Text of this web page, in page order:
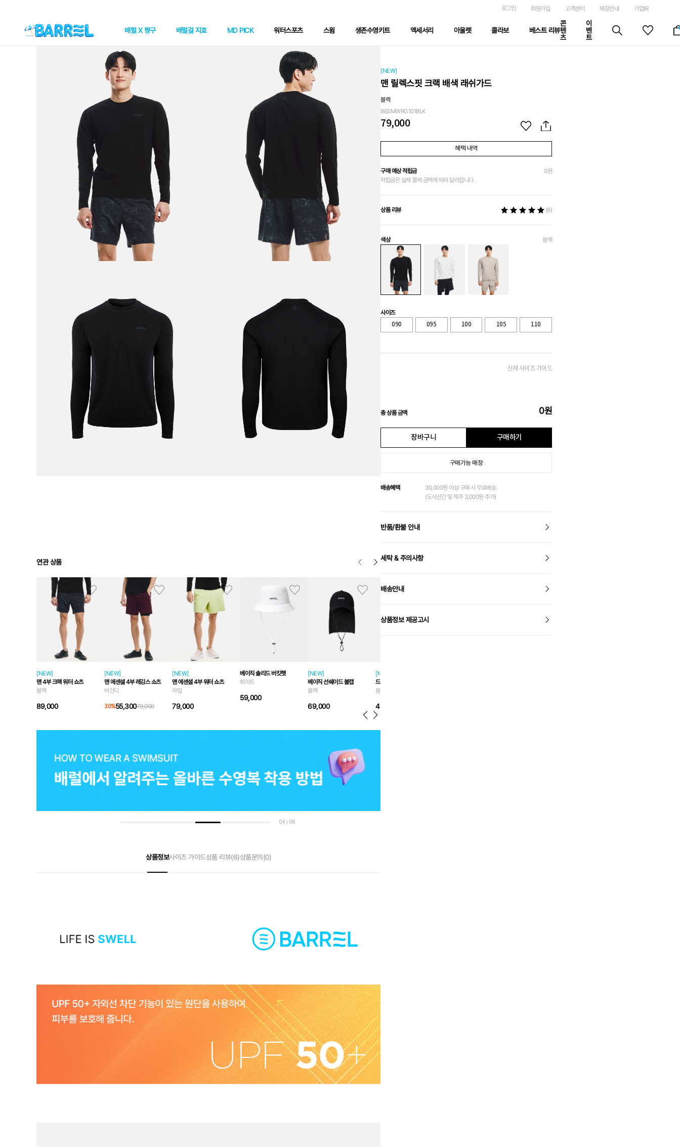
로그인 회원가입 고객센터 매장안내 기업IR
배럴 X 짱구 배럴걸 지효 MD PICK 워터스포츠 스윔 생존수영키트 액세서리 아울렛 콜라보 베스트 리뷰
콘
텐
츠
이
벤
트
연관 상품
[NEW]
맨 4부 크랙 워터 쇼츠
블랙
89,000
[NEW]
맨 에센셜 4부 레깅스 쇼츠
버건디
30%55,30079,000
[NEW]
맨 에센셜 4부 워터 쇼츠
라임
79,000
베이직 솔리드 버킷햇
화이트
59,000
[NEW]
베이직 선쉐이드 볼캡
블랙
69,000
[NEW]
드라이 백 10L
블랙
49,000
04 / 06
상품정보사이즈 가이드상품 리뷰(6)상품문의 (0)
[NEW]
맨 릴렉스핏 크랙 배색 래쉬가드
블랙
B6SMWRG101BLK
79,000
혜택 내역
구매 예상 적립금
적립금은 실제 결제 금액에 따라 달라집니다.
0원
상품 리뷰 (6)
색상 블랙
사이즈
090 095 100 105 110
신체 사이즈 가이드
총 상품 금액 0원
장바구니 구매하기
구매가능 매장
배송혜택
30,000원 이상 구매 시 무료배송.
(도서산간 및 제주 3,000원 추가)
반품/환불 안내
세탁 & 주의사항
배송안내
상품정보 제공고시